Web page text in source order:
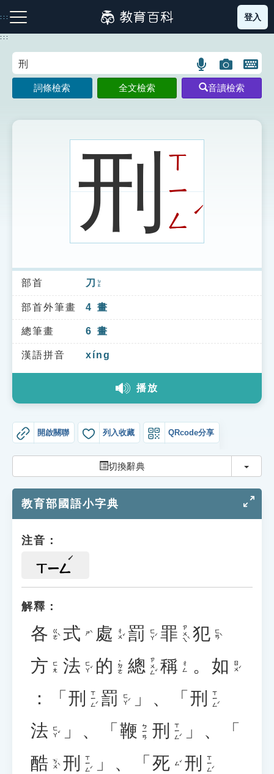
到
主
:::
注音索引圖示 筆畫索引圖示 部首索引表圖示
索引選單
知識索引
單字索引
生命大百科索引
教學應用
貓頭鷹博士
登入
:::
語
言
搜
示
圖
片
搜
開
鍵
圖
詞條檢索 全文檢索 音讀檢索
刑ㄒ
ㄧ
ㄥ
ˊ
部首 刀 ㄉㄠ
部首外筆畫 4 畫
總筆畫 6 畫
漢語拼音 xíng
播放
開啟關聯 列入收藏 QRcode分享
切換辭典 切換
教育部國語小字典
注音：
ㄒㄧㄥ
解釋：
各 ㄍㄜˋ 式 ㄕˋ 處 ㄔㄨˇ 罰 ㄈㄚˊ 罪 ㄗㄨㄟˋ 犯 ㄈㄢˋ
方 ㄈㄤ 法 ㄈㄚˇ 的 ˙ㄉㄜ 總 ㄗㄨㄥˇ 稱 ㄔㄥ 。 如 ㄖㄨˊ
：「 刑 ㄒㄧㄥˊ 罰 ㄈㄚˊ 」、「 刑 ㄒㄧㄥˊ
法 ㄈㄚˇ 」、「 鞭 ㄅㄧㄢ 刑 ㄒㄧㄥˊ
」、「
酷 ㄎㄨˋ 刑 ㄒㄧㄥˊ 」、「 死 ㄙˇ 刑 ㄒㄧㄥˊ